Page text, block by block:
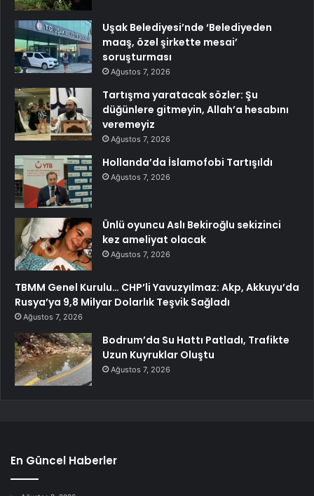
Uşak Belediyesi’nde ‘Belediyeden
maaş, özel şirkette mesai’
soruşturması
Ağustos 7, 2026
Tartışma yaratacak sözler: Şu
düğünlere gitmeyin, Allah’a hesabını
veremeyiz
Ağustos 7, 2026
Hollanda’da İslamofobi Tartışıldı
Ağustos 7, 2026
Ünlü oyuncu Aslı Bekiroğlu sekizinci
kez ameliyat olacak
Ağustos 7, 2026
TBMM Genel Kurulu… CHP’li Yavuzyılmaz: Akp, Akkuyu’da
Rusya’ya 9,8 Milyar Dolarlık Teşvik Sağladı
Ağustos 7, 2026
Bodrum’da Su Hattı Patladı, Trafikte
Uzun Kuyruklar Oluştu
Ağustos 7, 2026
En Güncel Haberler